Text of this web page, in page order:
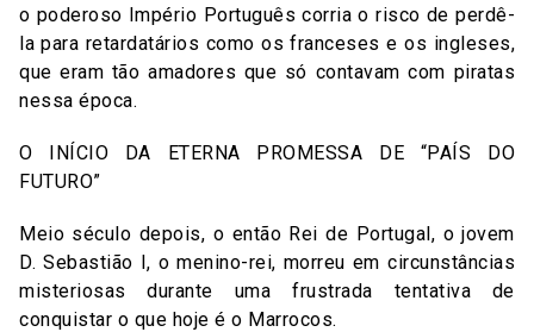
o poderoso Império Português corria o risco de perdê-
la para retardatários como os franceses e os ingleses,
que eram tão amadores que só contavam com piratas
nessa época.
O INÍCIO DA ETERNA PROMESSA DE “PAÍS DO
FUTURO”
Meio século depois, o então Rei de Portugal, o jovem
D. Sebastião I, o menino-rei, morreu em circunstâncias
misteriosas durante uma frustrada tentativa de
conquistar o que hoje é o Marrocos.